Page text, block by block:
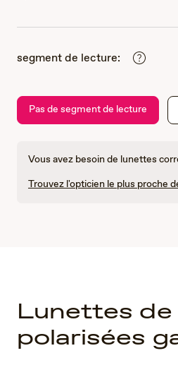
segment de lecture:
Pas de segment de lecture
Vous avez besoin de lunettes
Trouvez l'opticien le plus proche
Lunettes de
polarisées